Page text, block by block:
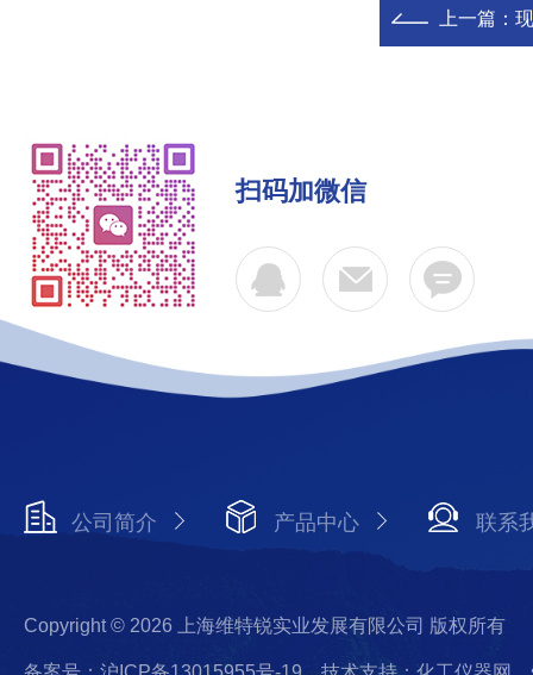
上一篇：
扫码加微信
公司简介 产品中心 联系
Copyright © 2026 上海维特锐实业发展有限公司 版权所有